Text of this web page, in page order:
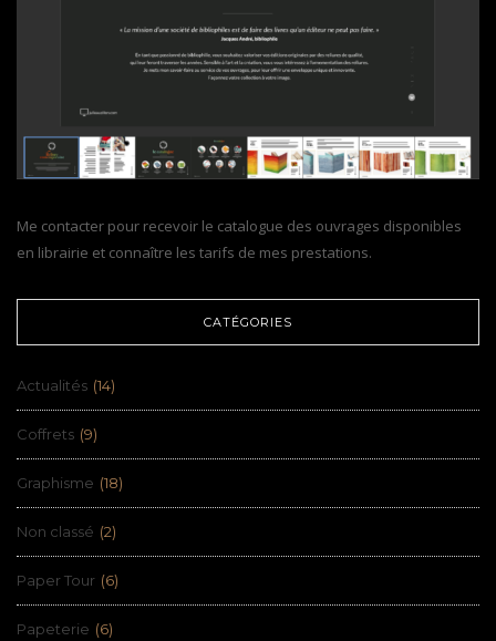
Me contacter pour recevoir le catalogue des ouvrages disponibles
en librairie et connaître les tarifs de mes prestations.
CATÉGORIES
Actualités (14)
Coffrets (9)
Graphisme (18)
Non classé (2)
Paper Tour (6)
Papeterie (6)